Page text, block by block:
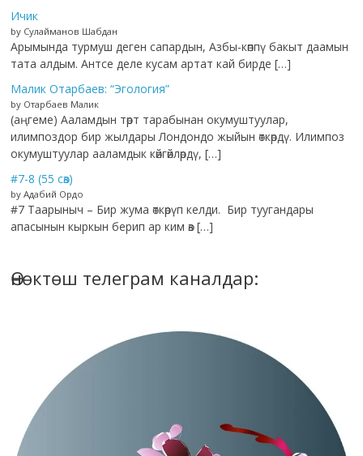
Ичик
by Сулайманов Шабдан
Арымында турмуш деген сапардын, Азбы-көппү бакыт даамын
тата алдым. Антсе деле кусам артат кай бирде […]
Малик Отарбаев: “Эгология”
by Отарбаев Малик
(аңгеме) Ааламдын төрт тарабынан окумуштуулар,
илимпоздор бир жылдары Лондондо жыйын өткөрдү. Илимпоз
окумуштуулар ааламдык көйгөйлөрдү, […]
#7-8 (55 сөз)
by Адабий Ордо
#7 Таарыныч – Бир жума өткөрүп келди. Бир туугандары
апасынын кыркын берип ар ким өз […]
Өнөктөш телеграм каналдар: